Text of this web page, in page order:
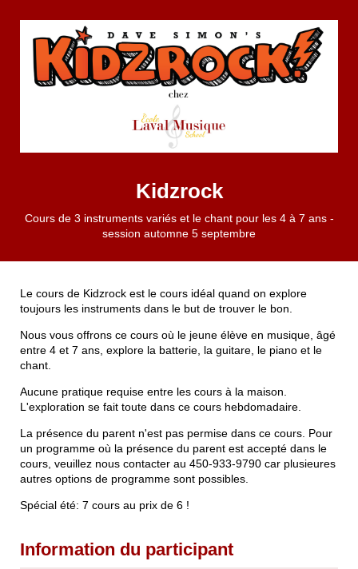
Kidzrock
Cours de 3 instruments variés et le chant pour les 4 à 7 ans -
session automne 5 septembre
Le cours de Kidzrock est le cours idéal quand on explore
toujours les instruments dans le but de trouver le bon.
Nous vous offrons ce cours où le jeune élève en musique, âgé
entre 4 et 7 ans, explore la batterie, la guitare, le piano et le
chant.
Aucune pratique requise entre les cours à la maison.
L'exploration se fait toute dans ce cours hebdomadaire.
La présence du parent n'est pas permise dans ce cours. Pour
un programme où la présence du parent est accepté dans le
cours, veuillez nous contacter au 450-933-9790 car plusieures
autres options de programme sont possibles.
Spécial été: 7 cours au prix de 6 !
Information du participant